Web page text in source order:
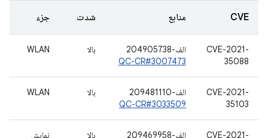
CVE منابع شدت جزء
CVE-2021-
35088
الف-204905738
QC-CR#3007473
بالا WLAN
CVE-2021-
35103
الف-209481110
QC-CR#3033509
بالا WLAN
CVE-2021-
الف-209469958
بالا
نمایش